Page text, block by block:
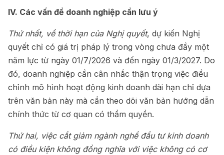
IV. Các vấn đề doanh nghiệp cần lưu ý
Thứ nhất, về thời hạn của Nghị quyết, dự kiến Nghị
quyết chỉ có giá trị pháp lý trong vòng chưa đầy một
năm lực từ ngày 01/7/2026 và đến ngày 01/3/2027. Do
đó, doanh nghiệp cần cân nhắc thận trọng việc điều
chỉnh mô hình hoạt động kinh doanh dài hạn chỉ dựa
trên văn bản này mà cần theo dõi văn bản hướng dẫn
chính thức từ cơ quan có thẩm quyền.
Thứ hai, việc cắt giảm ngành nghề đầu tư kinh doanh
có điều kiện không đồng nghĩa với việc không có cơ